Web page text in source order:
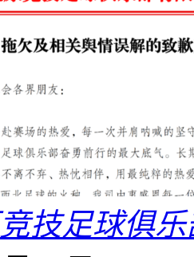
技足球俱